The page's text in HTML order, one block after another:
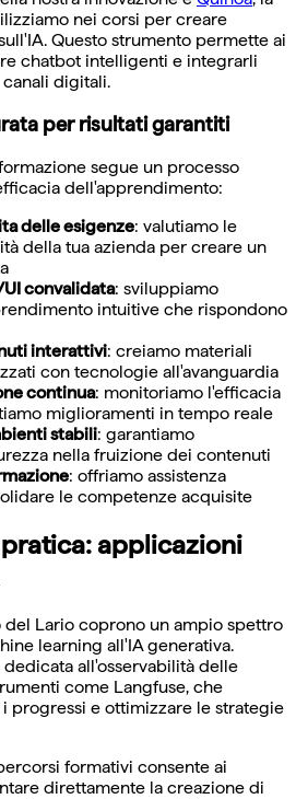
nei corsi per creare
Questo strumento permette ai
chatbot intelligenti e integrarli
digitali.
per risultati garantiti
segue un processo
dell'apprendimento:
delle esigenze: valutiamo le
della tua azienda per creare un
convalidata: sviluppiamo
intuitive che rispondono
interattivi: creiamo materiali
con tecnologie all'avanguardia
continua: monitoriamo l'efficacia
miglioramenti in tempo reale
stabili: garantiamo
nella fruizione dei contenuti
: offriamo assistenza
le competenze acquisite
applicazioni
del Lario coprono un ampio spettro
learning all'IA generativa.
all'osservabilità delle
come Langfuse, che
progressi e ottimizzare le strategie
formativi consente ai
direttamente la creazione di